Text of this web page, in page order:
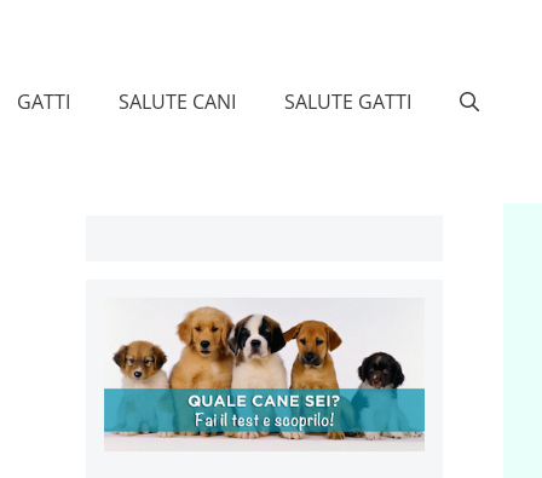
GATTI SALUTE CANI SALUTE GATTI